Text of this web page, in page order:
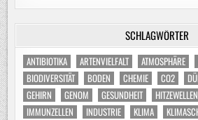
SCHLAGWÖRTER
ANTIBIOTIKA ARTENVIELFALT ATMOSPHÄRE
BIODIVERSITÄT
BODEN CHEMIE CO2
GEHIRN
GENOM GESUNDHEIT HITZEWELLEN
IMMUNZELLEN
INDUSTRIE KLIMA